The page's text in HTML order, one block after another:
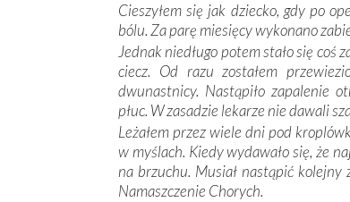
Cieszyłem się jak dziecko, gdy po
bólu. Za parę miesięcy wykonano
Jednak niedługo potem stało się coś
ciecz. Od razu zostałem
dwunastnicy. Nastąpiło zapalenie
płuc. W zasadzie lekarze nie dawali
Leżałem przez wiele dni pod
w myślach. Kiedy wydawało się, że
na brzuchu. Musiał nastąpić kolejny
Namaszczenie Chorych.